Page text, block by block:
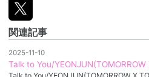
関連記事
2025-11-10
Talk to You/YEONJUN(TOMORROW